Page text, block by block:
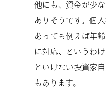
他にも、資金が少
ありそうです。個
あっても例えば年
に対応、というわ
といけない投資家
もあります。